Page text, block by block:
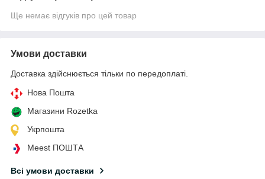
Ще немає відгуків про цей товар
Умови доставки
Доставка здійснюється тільки по передоплаті.
Нова Пошта
Магазини Rozetka
Укрпошта
Meest ПОШТА
Всі умови доставки